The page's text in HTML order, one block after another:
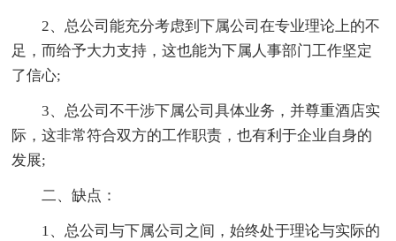
2、总公司能充分考虑到下属公司在专业理论上的不
足，而给予大力支持，这也能为下属人事部门工作坚定
了信心;
3、总公司不干涉下属公司具体业务，并尊重酒店实
际，这非常符合双方的工作职责，也有利于企业自身的
发展;
二、缺点：
1、总公司与下属公司之间，始终处于理论与实际的